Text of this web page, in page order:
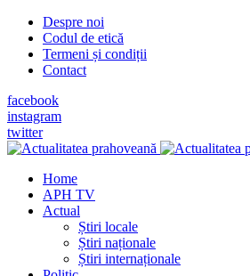
Despre noi
Codul de etică
Termeni și condiții
Contact
facebook
instagram
twitter
Home
APH TV
Actual
Știri locale
Știri naționale
Știri internaționale